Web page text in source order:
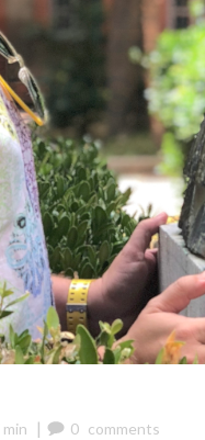
min | 0 comments